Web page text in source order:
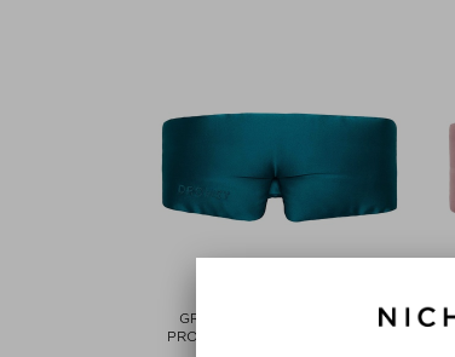
GREEN SAPPHIRE EYELASH
PROTECTING SILK SLEEP MASK